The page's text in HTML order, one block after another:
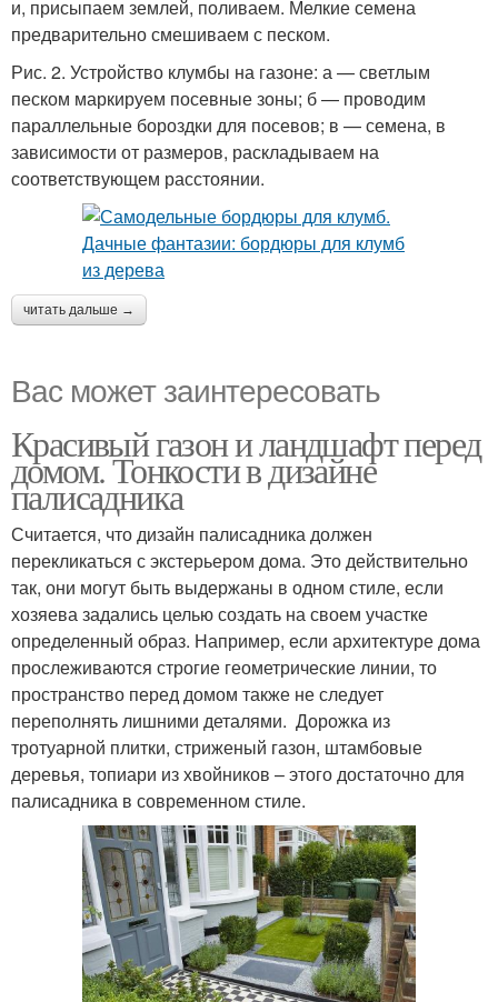
и, присыпаем землей, поливаем. Мелкие семена
предварительно смешиваем с песком.
Рис. 2. Устройство клумбы на газоне: а — светлым
песком маркируем посевные зоны; б — проводим
параллельные бороздки для посевов; в — семена, в
зависимости от размеров, раскладываем на
соответствующем расстоянии.
читать дальше →
Вас может заинтересовать
Красивый газон и ландшафт перед
домом. Тонкости в дизайне
палисадника
Считается, что дизайн палисадника должен
перекликаться с экстерьером дома. Это действительно
так, они могут быть выдержаны в одном стиле, если
хозяева задались целью создать на своем участке
определенный образ. Например, если архитектуре дома
прослеживаются строгие геометрические линии, то
пространство перед домом также не следует
переполнять лишними деталями. Дорожка из
тротуарной плитки, стриженый газон, штамбовые
деревья, топиари из хвойников – этого достаточно для
палисадника в современном стиле.